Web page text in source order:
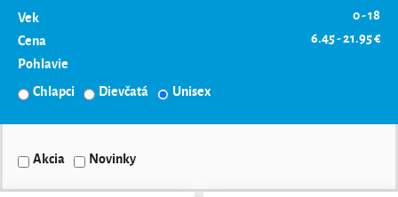
Vek
0 - 18
Cena
6.45 - 21.95 €
Pohlavie
Chlapci
Dievčatá Unisex
Akcia Novinky